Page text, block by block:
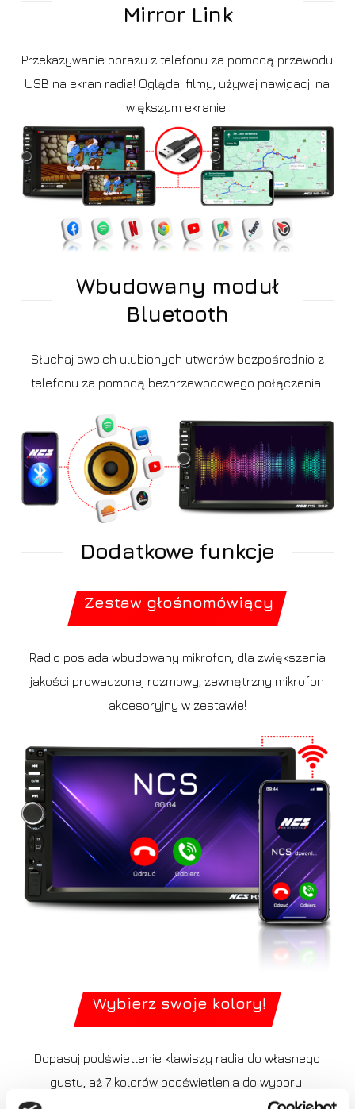
Mirror Link
Przekazywanie obrazu z telefonu za pomocą przewodu
USB na ekran radia! Oglądaj filmy, używaj nawigacji na
większym ekranie!
Wbudowany moduł
Bluetooth
Słuchaj swoich ulubionych utworów bezpośrednio z
telefonu za pomocą bezprzewodowego połączenia.
Dodatkowe funkcje
Zestaw głośnomówiący
Radio posiada wbudowany mikrofon, dla zwiększenia
jakości prowadzonej rozmowy, zewnętrzny mikrofon
akcesoryjny w zestawie!
Wybierz swoje kolory!
Dopasuj podświetlenie klawiszy radia do własnego
gustu, aż 7 kolorów podświetlenia do wyboru!